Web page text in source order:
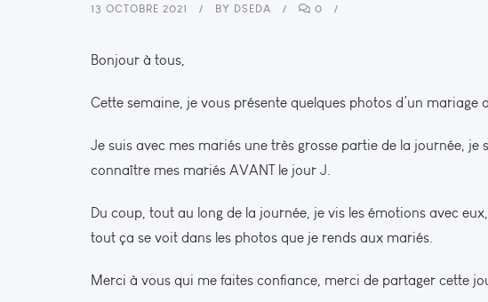
13 OCTOBRE 2021 BY DSEDA 0
Bonjour à tous,
Cette semaine, je vous présente quelques photos d’un mariage
Je suis avec mes mariés une très grosse partie de la journée,
connaître mes mariés AVANT le jour J.
Du coup, tout au long de la journée, je vis les émotions avec
tout ça se voit dans les photos que je rends aux mariés.
Merci à vous qui me faites confiance, merci de partager cette